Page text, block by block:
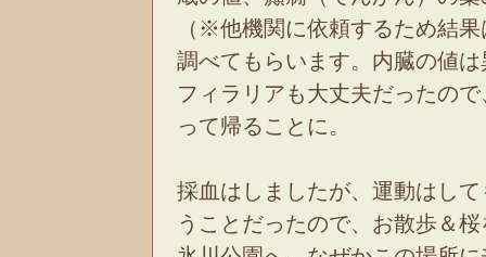
（※他機関に依頼するため結
調べてもらいます。内臓の値
フィラリアも大丈夫だったの
って帰ることに。
採血はしましたが、運動はし
うことだったので、お散歩＆